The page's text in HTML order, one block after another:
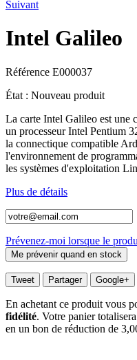
Suivant
Intel Galileo
Référence E000037
État : Nouveau produit
La carte Intel Galileo est une
un processeur Intel Pentium
la connectique compatible
l'environnement de
les systèmes d'exploitation
Plus de détails
Prévenez-moi lorsque le
Tweet Partager Google+
En achetant ce produit vous
fidélité. Votre panier totalisera
en un bon de réduction de